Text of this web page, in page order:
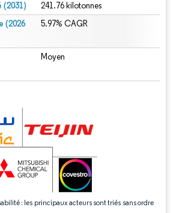
(2031) 241.76 kilotonnes
(2026
5.97% CAGR
Moyen
: les principaux acteurs sont triés sans ordre
La réutilisation nécessite une attribution sous CC